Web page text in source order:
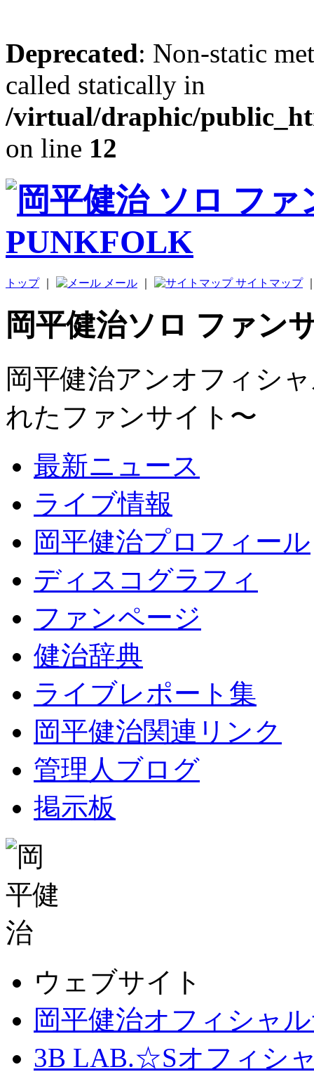
Deprecated: Non-static
called statically in
/virtual/draphic/
on line 12
トップ｜ メール サイトマップ
岡平健治ソロ ファン
岡平健治アンオフィシ
れたファンサイト〜
最新ニュース
ライブ情報
岡平健治プロフィール
ディスコグラフィ
ファンページ
健治辞典
ライブレポート集
岡平健治関連リンク
管理人ブログ
掲示板
ウェブサイト
岡平健治オフィシャ
3B LAB.☆Sオフィシ